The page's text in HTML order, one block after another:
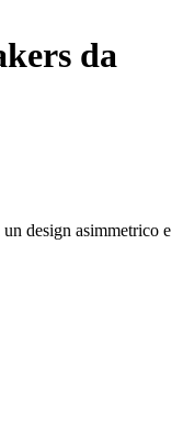
da
design asimmetrico e